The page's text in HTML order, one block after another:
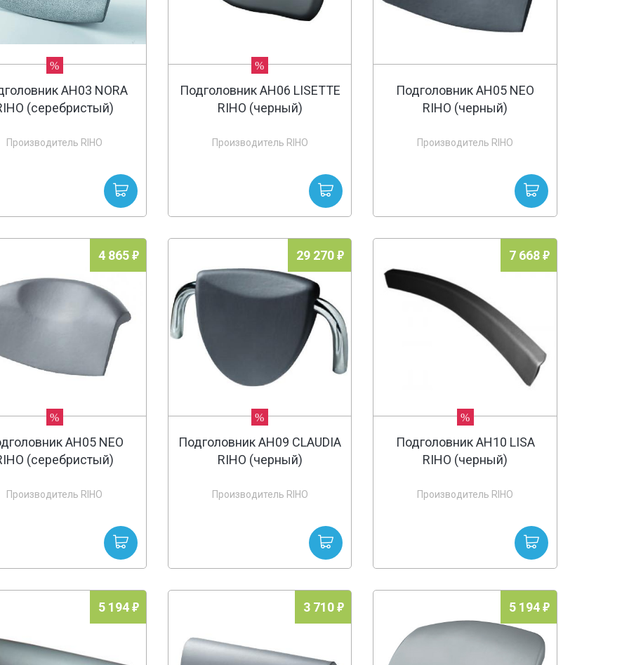
%
AH03 NORA
(серебристый)
Производитель RIHO
%
Подголовник AH06 LISETTE
RIHO (черный)
Производитель RIHO
Подголовник AH05 NEO
RIHO (черный)
Производитель RIHO
4 865
%
AH05 NEO
(серебристый)
Производитель RIHO
29 270
%
Подголовник AH09 CLAUDIA
RIHO (черный)
Производитель RIHO
7 668
%
Подголовник AH10 LISA
RIHO (черный)
Производитель RIHO
5 194 3 710 5 194